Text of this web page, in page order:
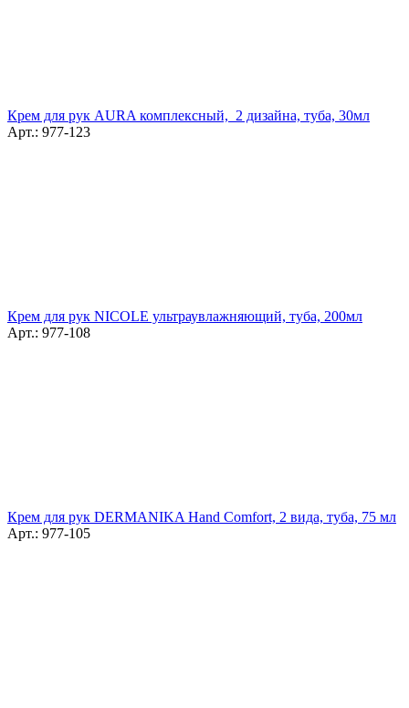
Крем для рук AURA комплексный, 2 дизайна, туба, 30мл
Арт.: 977-123
Крем для рук NICOLE ультраувлажняющий, туба, 200мл
Арт.: 977-108
Крем для рук DERMANIKA Hand Comfort, 2 вида, туба, 75 мл
Арт.: 977-105